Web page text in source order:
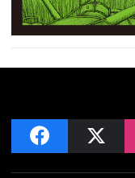
facebook